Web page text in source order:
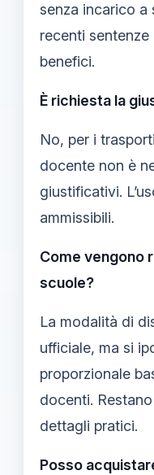
senza incarico a
recenti
benefici.
È richiesta la
No, per i
docente non è
giustificativi.
ammissibili.
Come vengono
scuole?
La modalità di
ufficiale, ma si
proporzionale
docenti.
dettagli pratici.
Posso